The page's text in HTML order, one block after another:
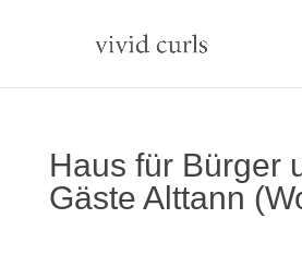
Haus für Bürger
Gäste Alttann